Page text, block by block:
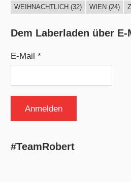
WEIHNACHTLICH (32) WIEN (24)
Dem Laberladen über
E-Mail *
#TeamRobert